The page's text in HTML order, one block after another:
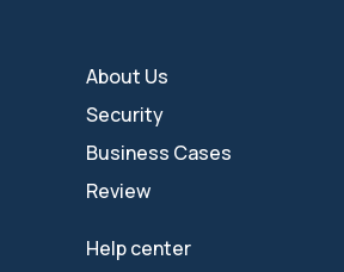
About Us
Security
Business Cases
Review
Help center